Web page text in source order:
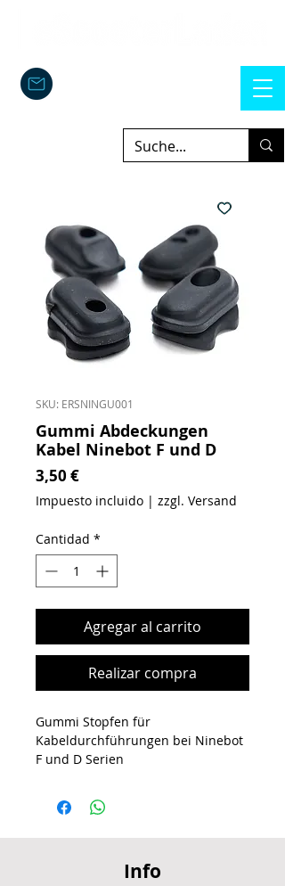
SKU: ERSNINGU001
Gummi Abdeckungen
Kabel Ninebot F und D
3,50 €Precio
Impuesto incluido | zzgl. Versand
Cantidad *
Agregar al carrito
Realizar compra
Gummi Stopfen für
Kabeldurchführungen bei Ninebot
F und D Serien
Info